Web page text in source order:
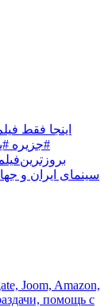
اینجا فقط
#جزیره
سینمای ایران و
Joom, Amazon,
помощь с